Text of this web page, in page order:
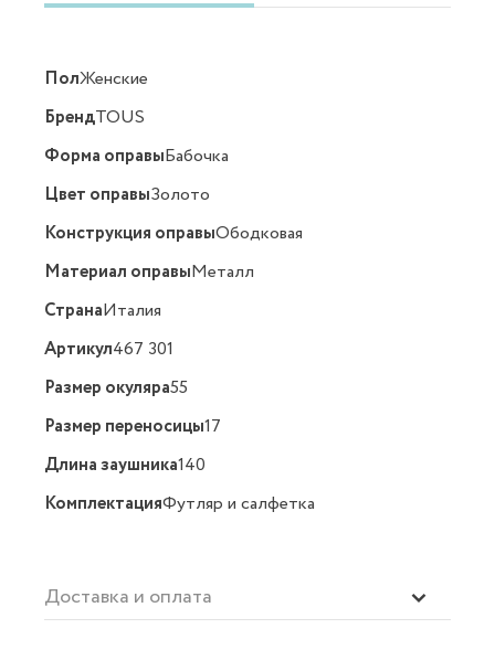
ПолЖенские
БрендTOUS
Форма оправыБабочка
Цвет оправыЗолото
Конструкция оправыОбодковая
Материал оправыМеталл
СтранаИталия
Артикул467 301
Размер окуляра55
Размер переносицы17
Длина заушника140
КомплектацияФутляр и салфетка
Доставка и оплата